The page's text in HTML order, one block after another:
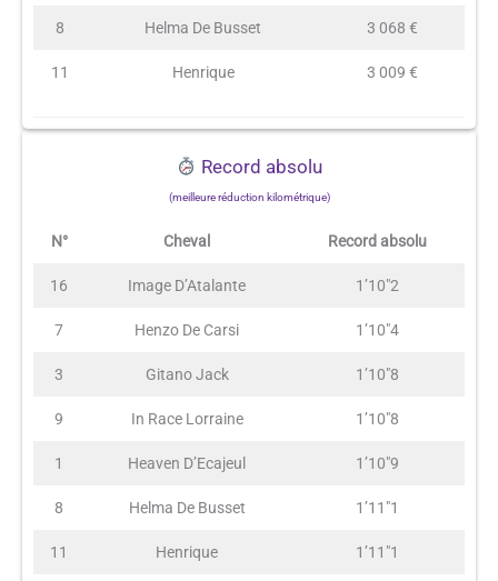
8 Helma De Busset 3 068 €
11 Henrique 3 009 €
Record absolu
(meilleure réduction kilométrique)
N° Cheval Record absolu
16 Image D’Atalante 1’10″2
7 Henzo De Carsi 1’10″4
3 Gitano Jack 1’10″8
9 In Race Lorraine 1’10″8
1 Heaven D’Ecajeul 1’10″9
8 Helma De Busset 1’11″1
11 Henrique 1’11″1